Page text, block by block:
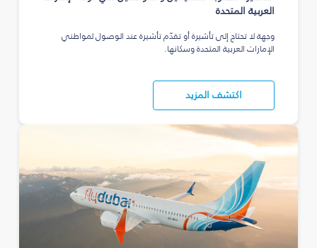
العربية المتحدة
وجهة لا تحتاج إلى تأشيرة أو تقدّم تأشيرة عند الوصول لمواطني
الإمارات العربية المتحدة وسكانها.
اكتشف المزيد